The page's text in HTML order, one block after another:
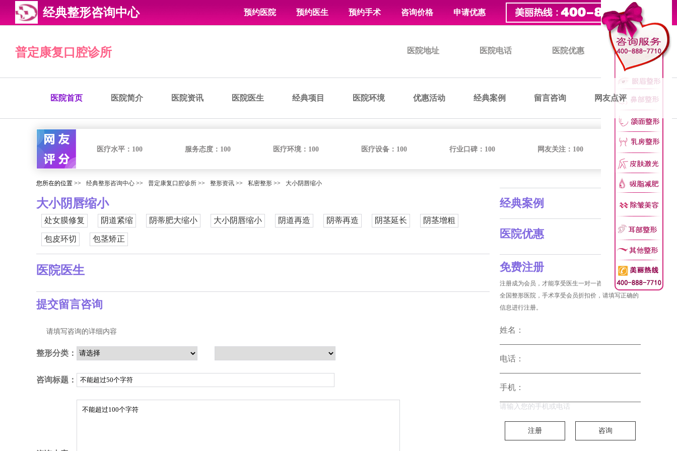
经典整形咨询中心 预约医院 预约医生 预约手术 咨询价格 申请优惠
普定康复口腔诊所 医院地址 医院电话 医院优惠 医院价格
医院首页 医院简介 医院资讯 医院医生 经典项目 医院环境 优惠活动 经典案例 留言咨询 网友点评
医疗水平： 100 服务态度： 100 医疗环境： 100 医疗设备： 100 行业口碑： 100 网友关注： 100
您所在的位置 >> 经典整形咨询中心 >> 普定康复口腔诊所 >> 整形资讯 >> 私密整形 >> 大小阴唇缩小
大小阴唇缩小
处女膜修复 阴道紧缩 阴蒂肥大缩小 大小阴唇缩小 阴道再造 阴蒂再造 阴茎延长 阴茎增粗
包皮环切 包茎矫正
医院医生
提交留言咨询
请填写咨询的详细内容
整形分类：
咨询标题：
经典案例
医院优惠
免费注册
注册成为会员，才能享受医生一对一咨询和没费预约
全国整形医院，手术享受会员折扣价，请填写正确的
信息进行注册。
姓名：
电话：
手机：
请输入您的手机或电话
注册 咨询